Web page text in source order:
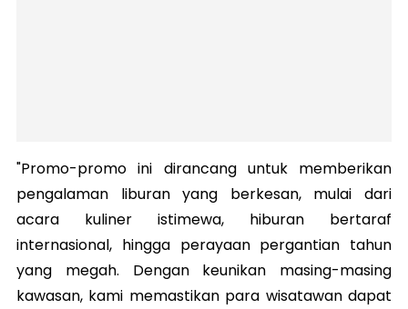
"Promo-promo ini dirancang untuk memberikan
pengalaman liburan yang berkesan, mulai dari
acara kuliner istimewa, hiburan bertaraf
internasional, hingga perayaan pergantian tahun
yang megah. Dengan keunikan masing-masing
kawasan, kami memastikan para wisatawan dapat